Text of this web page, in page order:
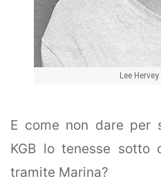
Lee
E come non dare per
KGB lo tenesse sotto
tramite Marina?